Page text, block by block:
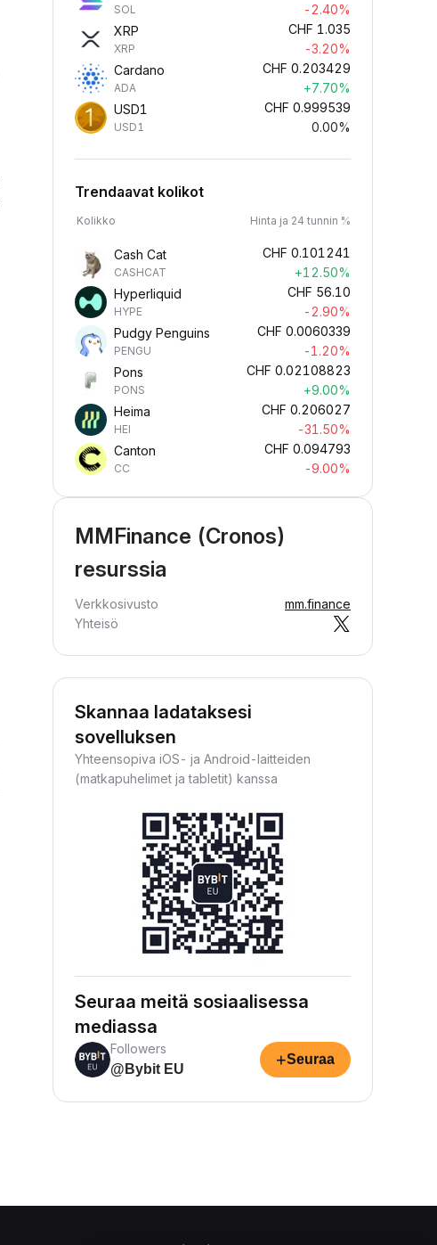
SOL
-2.40%
XRP
XRP
CHF 1.035
-3.20%
Cardano
ADA
CHF 0.203429
+7.70%
USD1
USD1
CHF 0.999539
0.00%
Trendaavat kolikot
Kolikko Hinta ja 24 tunnin %
Cash Cat
CASHCAT
CHF 0.101241
+12.50%
Hyperliquid
HYPE
CHF 56.10
-2.90%
Pudgy Penguins
PENGU
CHF 0.0060339
-1.20%
Pons
PONS
CHF 0.02108823
+9.00%
Heima
HEI
CHF 0.206027
-31.50%
Canton
CC
CHF 0.094793
-9.00%
MMFinance (Cronos)
resurssia
Verkkosivusto
mm.finance
Yhteisö
Skannaa ladataksesi
sovelluksen
Yhteensopiva iOS- ja Android-laitteiden
(matkapuhelimet ja tabletit) kanssa
Seuraa meitä sosiaalisessa
mediassa
Followers
@Bybit EU
+Seuraa